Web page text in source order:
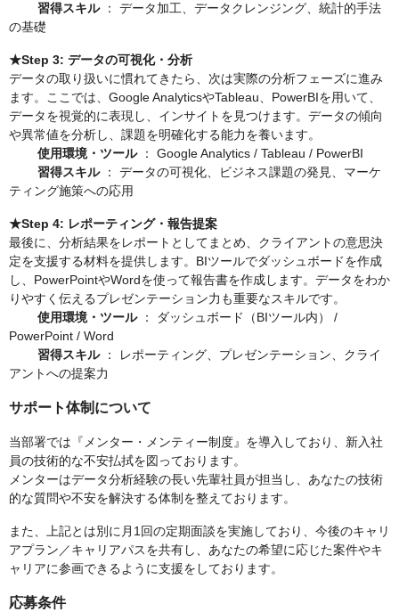
習得スキル： データ加工、データクレンジング、統計的手法
の基礎
★Step 3: データの可視化・分析
データの取り扱いに慣れてきたら、次は実際の分析フェーズに進み
ます。ここでは、Google AnalyticsやTableau、PowerBIを用いて、
データを視覚的に表現し、インサイトを見つけます。データの傾向
や異常値を分析し、課題を明確化する能力を養います。
使用環境・ツール： Google Analytics / Tableau / PowerBI
習得スキル： データの可視化、ビジネス課題の発見、マーケ
ティング施策への応用
★Step 4: レポーティング・報告提案
最後に、分析結果をレポートとしてまとめ、クライアントの意思決
定を支援する材料を提供します。BIツールでダッシュボードを作成
し、PowerPointやWordを使って報告書を作成します。データをわか
りやすく伝えるプレゼンテーション力も重要なスキルです。
使用環境・ツール： ダッシュボード（BIツール内） /
PowerPoint / Word
習得スキル： レポーティング、プレゼンテーション、クライ
アントへの提案力
サポート体制について
当部署では『メンター・メンティー制度』を導入しており、新入社
員の技術的な不安払拭を図っております。
メンターはデータ分析経験の長い先輩社員が担当し、あなたの技術
的な質問や不安を解決する体制を整えております。
また、上記とは別に月1回の定期面談を実施しており、今後のキャリ
アプラン／キャリアパスを共有し、あなたの希望に応じた案件やキ
ャリアに参画できるように支援をしております。
応募条件